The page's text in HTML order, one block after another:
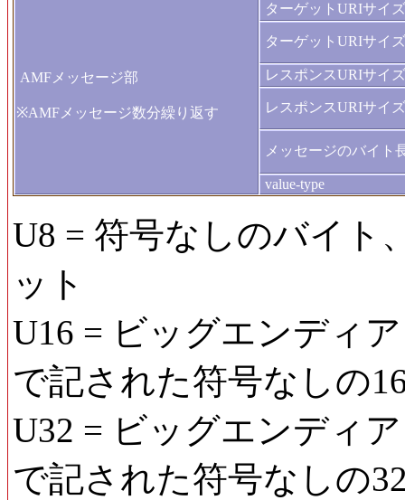
AMFメッセージ部
※AMFメッセージ数分繰り返す
ターゲットURIサイズ
ターゲットURIサイズ
レスポンスURIサイズ
レスポンスURIサイズ
メッセージのバイト
value-type
U8 = 符号なしのバイト
ット
U16 = ビッグエンディ
で記された符号なしの
U32 = ビッグエンディ
で記された符号なしの